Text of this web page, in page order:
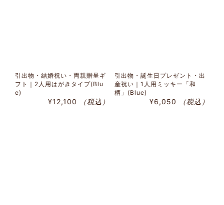
引出物・結婚祝い・両親贈呈ギ
フト｜2人用はがきタイプ(Blu
e)
¥12,100 （税込）
引出物・誕生日プレゼント・出
産祝い｜1人用ミッキー「和
柄」(Blue)
¥6,050 （税込）